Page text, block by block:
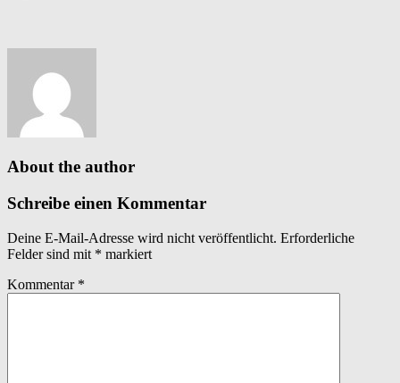
About the author
Schreibe einen Kommentar
Deine E-Mail-Adresse wird nicht veröffentlicht. Erforderliche
Felder sind mit * markiert
Kommentar *